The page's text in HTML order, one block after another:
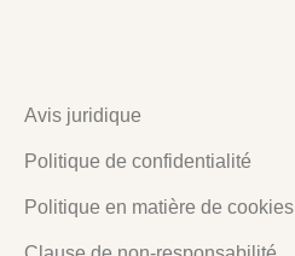
Avis juridique
Politique de confidentialité
Politique en matière de cookies